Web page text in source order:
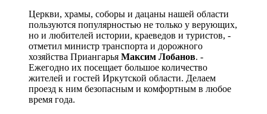
Церкви, храмы, соборы и дацаны нашей области
пользуются популярностью не только у верующих,
но и любителей истории, краеведов и туристов, -
отметил министр транспорта и дорожного
хозяйства Приангарья Максим Лобанов. -
Ежегодно их посещает большое количество
жителей и гостей Иркутской области. Делаем
проезд к ним безопасным и комфортным в любое
время года.